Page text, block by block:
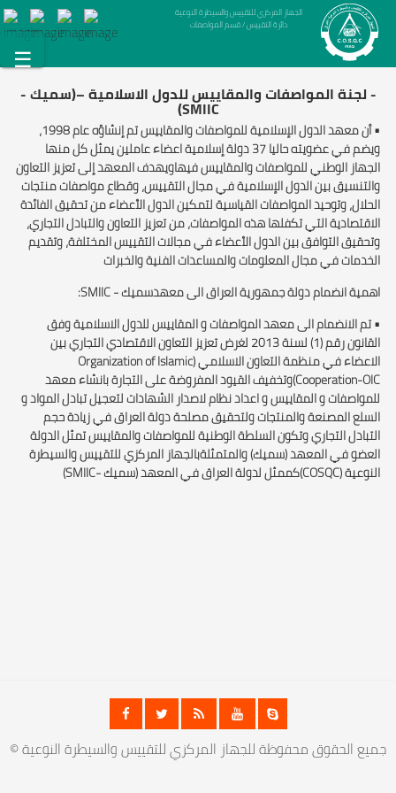
☰
الجهاز المركزي للتقييس والسيطرة النوعية
دائرة التقييس / قسم المواصفات
- لجنة المواصفات والمقاييس للدول الاسلامية –(سميك -
SMIIC)
• أن معهد الدول الإسلامية للمواصفات والمقاييس تم إنشاؤه عام 1998،
ويضم في عضويته حاليا 37 دولة إسلامية اعضاء عاملين يمثل كل منها
الجهاز الوطني للمواصفات والمقاييس فيهاويهدف المعهد إلى تعزيز التعاون
والتنسيق بين الدول الإسلامية في مجال التقييس، وقطاع مواصفات منتجات
الحلال، وتوحيد المواصفات القياسية لتمكين الدول الأعضاء من تحقيق الفائدة
الاقتصادية التي تكفلها هذه المواصفات، من تعزيز التعاون والتبادل التجاري،
وتحقيق التوافق بين الدول الأعضاء في مجالات التقييس المختلفة، وتقديم
الخدمات في مجال المعلومات والمساعدات الفنية والخبرات
اهمية انضمام دولة جمهورية العراق الى معهدسميك - SMIIC:
• تم الانضمام الى معهد المواصفات و المقاييس للدول الاسلامية وفق
القانون رقم (1) لسنة 2013 لغرض تعزيز التعاون الاقتصادي التجاري بين
الاعضاء في منظمة التعاون الاسلامي (Organization of Islamic
Cooperation-OIC)وتخفيف القيود المفروضة على التجارة بانشاء معهد
للمواصفات و المقاييس و اعداد نظام لاصدار الشهادات لتعجيل تبادل المواد و
السلع المصنعة والمنتجات ولتحقيق مصلحة دولة العراق في زيادة حجم
التبادل التجاري وتكون السلطة الوطنية للمواصفات والمقاييس تمثل الدولة
العضو في المعهد (سميك) والمتمثلةبالجهاز المركزي للتقييس والسيطرة
النوعية (COSQC)كممثل لدولة العراق في المعهد (سميك -SMIIC)
© جميع الحقوق محفوظة للجهاز المركزي للتقييس والسيطرة النوعية